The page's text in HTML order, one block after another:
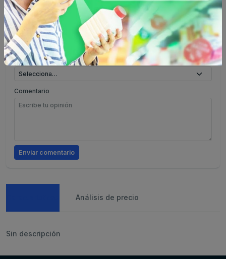
Escribe tu comentario
Nombre
Valoración
Comentario
Enviar comentario
Análisis de precio
Sin descripción